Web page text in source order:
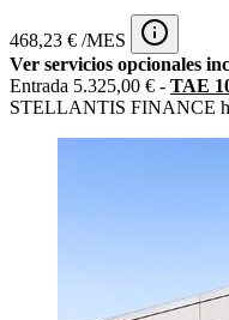
468,23 € /MES
Ver servicios opcionales
Entrada 5.325,00 € - TAE
STELLANTIS FINANCE